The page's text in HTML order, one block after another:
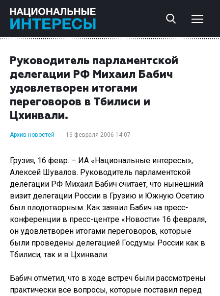
Руководитель парламентской
делегации РФ Михаил Бабич
удовлетворен итогами
переговоров в Тбилиси и
Цхинвали.
Архив новостей 16 февраля 2006 14:07
Грузия, 16 февр. – ИА «Национальные интересы»,
Алексей Шувалов. Руководитель парламентской
делегации РФ Михаил Бабич считает, что нынешний
визит делегации России в Грузию и Южную Осетию
был плодотворным. Как заявил Бабич на пресс-
конференции в пресс-центре «Новости» 16 февраля,
он удовлетворен итогами переговоров, которые
были проведены делегацией Госдумы России как в
Тбилиси, так и в Цхинвали.
Бабич отметил, что в ходе встреч были рассмотрены
практически все вопросы, которые поставил перед